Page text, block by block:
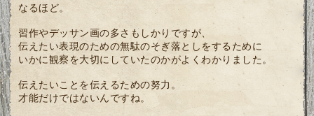
なるほど。
習作やデッサン画の多さもしかりですが、
伝えたい表現のための無駄のそぎ落としをするために
いかに観察を大切にしていたのかがよくわかりました。
伝えたいことを伝えるための努力。
才能だけではないんですね。